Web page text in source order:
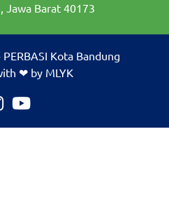
Jawa Barat 40173
Kota Bandung
❤ by MLYK